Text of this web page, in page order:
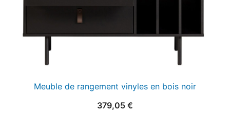
Meuble de rangement vinyles en bois noir
379,05 €